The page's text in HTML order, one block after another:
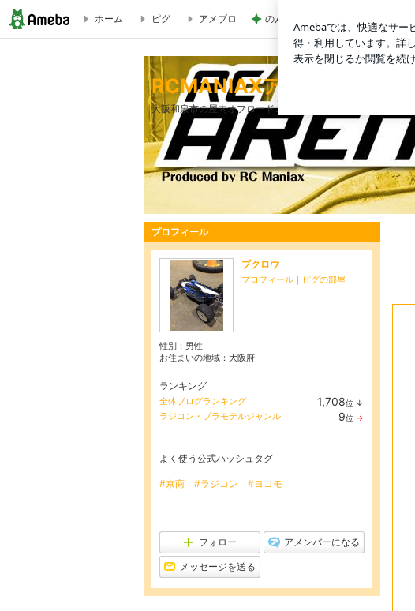
ホーム ピグ アメブロ のんびりとした午後の何気ない様子
RCMANIAXアリーナのブログ
大阪和泉市の屋内オフロードコースのブログです。
プロフィール
ブクロウ
プロフィール ｜ ピグの部屋
性別： 男性
お住まいの地域： 大阪府
ランキング
全体ブログランキング 1,708位 ↓
ラジコン・プラモデルジャンル 9位 →
よく使う公式ハッシュタグ
#京商 #ラジコン #ヨコモ
フォロー アメンバーになる
メッセージを送る